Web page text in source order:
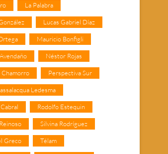
La Palabra
Lucas Gabriel Díaz
Mauricio Bonfigli
Néstor Rojas
Chamorro Perspectiva Sur
Ledesma
Rodolfo Estequin
Silvina Rodríguez
Greco Télam